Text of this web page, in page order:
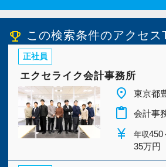
マイリスト
お問い合わせ
今すぐ会員
中央区(6)
品川区(1) 江東区
emoji_events この検索条件のアクセス
正社員
エクセライク会計事務所
place 東京都
content_paste 会計事
currency_yen 年収450
35万円